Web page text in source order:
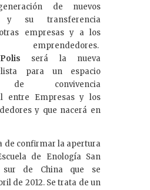
de nuevos
y su transferencia
empresas y a los
será la nueva
para un espacio
de convivencia
entre Empresas y los
y que nacerá en
de confirmar la apertura
de Enología San
de China que se
de 2012. Se trata de un